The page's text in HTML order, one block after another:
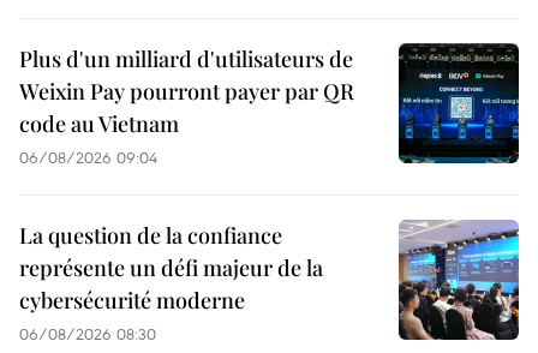
Plus d'un milliard d'utilisateurs de
Weixin Pay pourront payer par QR
code au Vietnam
06/08/2026 09:04
La question de la confiance
représente un défi majeur de la
cybersécurité moderne
06/08/2026 08:30